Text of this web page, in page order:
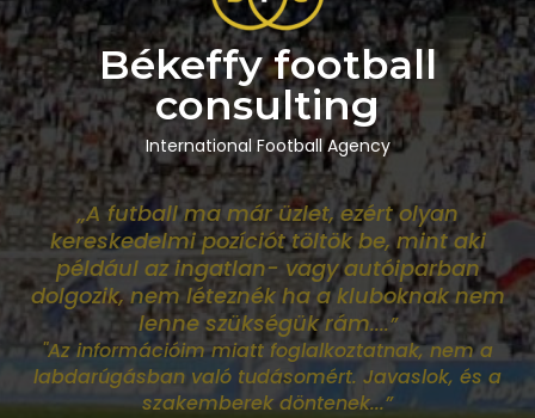
Békeffy football
consulting
International Football Agency
„A futball ma már üzlet, ezért olyan
kereskedelmi pozíciót töltök be, mint aki
például az ingatlan- vagy autóiparban
dolgozik, nem léteznék ha a kluboknak nem
lenne szükségük rám....”
"Az információim miatt foglalkoztatnak, nem a
labdarúgásban való tudásomért. Javaslok, és a
szakemberek döntenek...”